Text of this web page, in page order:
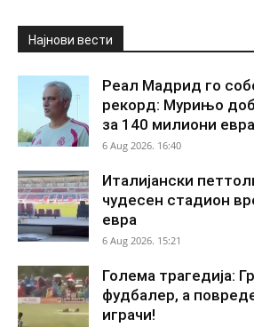
Најнови вести
Реал Мадрид го
рекорд: Мурињо
за 140 милиони
6 Aug 2026. 16:40
Италијански
чудесен стадион
евра
6 Aug 2026. 15:21
Голема трагедија:
фудбалер, а
играчи!